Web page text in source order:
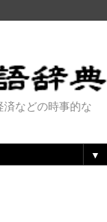
済などの時事的な
▼